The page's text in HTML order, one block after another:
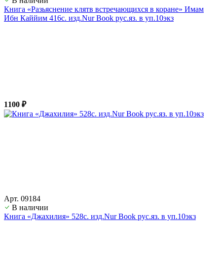
Книга «Разьяснение клятв встречающихся в коране» Имам
Ибн Каййим 416с. изд.Nur Book рус.яз. в уп.10экз
1100 ₽
Арт. 09184
В наличии
Книга «Джахилия» 528с. изд.Nur Book рус.яз. в уп.10экз